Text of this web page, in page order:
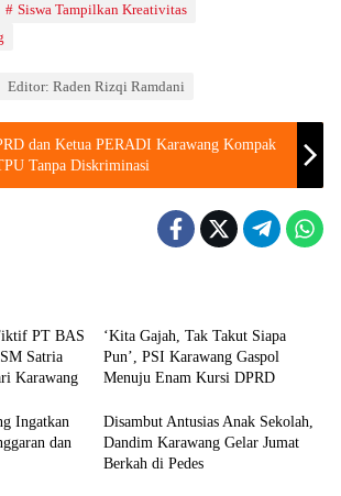
Siswa Tampilkan Kreativitas
Editor: Raden Rizqi Ramdani
dan Ketua PERADI Karawang Kompak
Tanpa Diskriminasi
PT BAS
Satria
Karawang
‘Kita Gajah, Tak Takut Siapa
Pun’, PSI Karawang Gaspol
Menuju Enam Kursi DPRD
Ingatkan
dan
Disambut Antusias Anak Sekolah,
Dandim Karawang Gelar Jumat
Berkah di Pedes
Berita